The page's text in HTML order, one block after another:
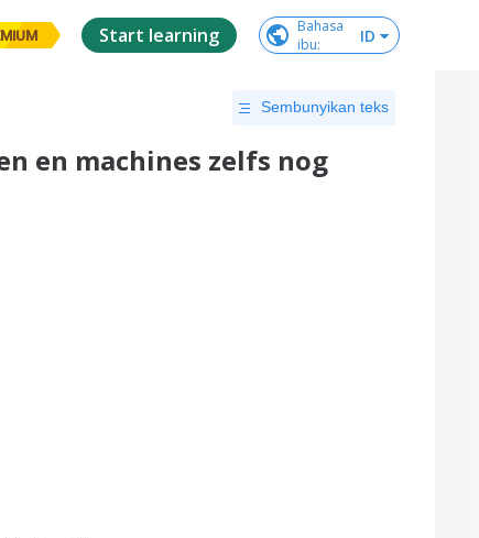
Start learning
Bahasa
ibu: ID
Sembunyikan teks
en machines zelfs nog